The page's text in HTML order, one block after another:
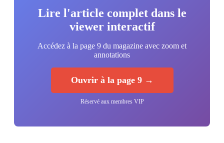
Lire l'article complet dans le
viewer interactif
Accédez à la page 9 du magazine avec zoom et
annotations
Ouvrir à la page 9 →
Réservé aux membres VIP